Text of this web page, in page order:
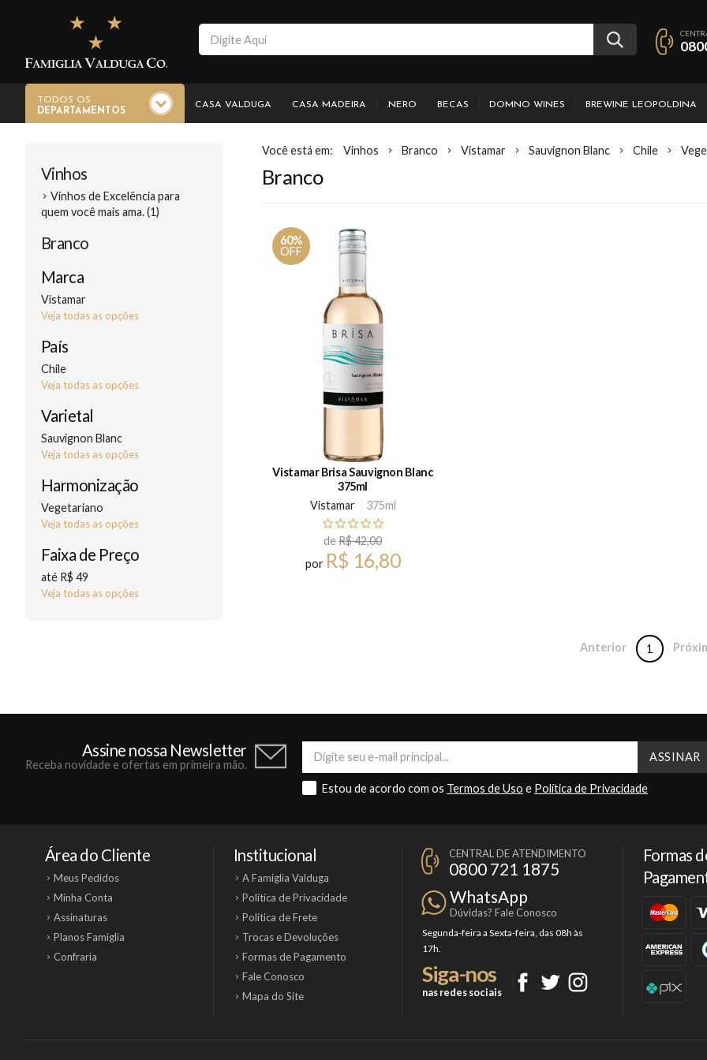
TODOS OS
DEPARTAMENTOS
CASA VALDUGA CASA MADEIRA .NERO BECAS DOMNO WINES BREWINE LEOPOLDINA
Vinhos
Vinhos de Excelência para
quem você mais ama. (1)
Branco
Marca
Vistamar
Veja todas as opções
País
Chile
Veja todas as opções
Varietal
Sauvignon Blanc
Veja todas as opções
Harmonização
Vegetariano
Veja todas as opções
Faixa de Preço
até R$ 49
Veja todas as opções
Vinhos Branco Vistamar Sauvignon Blanc Chile
Branco
60%
OFF
Vistamar Brisa Sauvignon Blanc
375ml
Vistamar
375ml
deR$ 42,00
por R$ 16,80
Anterior 1
Assine nossa Newsletter
Receba novidade e ofertas em primeira mão.
Estou de acordo com os Termos de Uso e Política de Privacidade
Área do Cliente
Meus Pedidos
Minha Conta
Assinaturas
Planos Famiglia
Confraria
Institucional
A Famiglia Valduga
Política de Privacidade
Política de Frete
Trocas e Devoluções
Formas de Pagamento
Fale Conosco
Mapa do Site
CENTRAL DE ATENDIMENTO
0800 721 1875
WhatsApp
Dúvidas? Fale Conosco
Segunda-feira a Sexta-feira, das 08h às
17h.
Siga-nos
nas redes sociais
Formas